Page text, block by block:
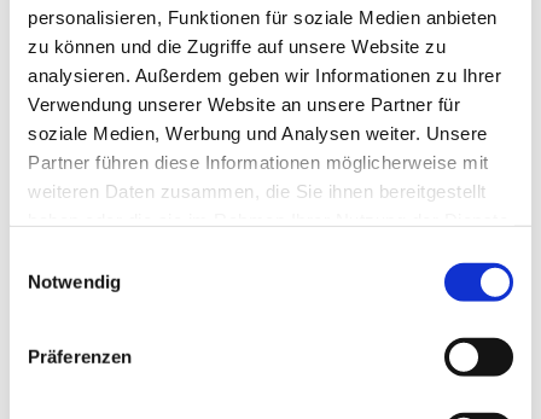
personalisieren, Funktionen für soziale Medien anbieten
zu können und die Zugriffe auf unsere Website zu
analysieren. Außerdem geben wir Informationen zu Ihrer
Verwendung unserer Website an unsere Partner für
soziale Medien, Werbung und Analysen weiter. Unsere
Partner führen diese Informationen möglicherweise mit
weiteren Daten zusammen, die Sie ihnen bereitgestellt
Notwendig
Präferenzen